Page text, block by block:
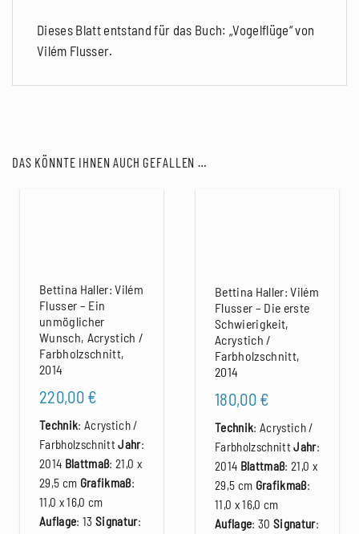
Dieses Blatt entstand für das Buch: „Vogelflüge“ von
Vilém Flusser.
DAS KÖNNTE IHNEN AUCH GEFALLEN …
Bettina Haller: Vilém
Flusser – Ein
unmöglicher
Wunsch, Acrystich /
Farbholzschnitt,
2014
220,00 €
Technik: Acrystich /
FarbholzschnittJahr:
2014 Blattmaß: 21,0 x
29,5 cm Grafikmaß:
11,0 x 16,0 cm
Auflage: 13 Signatur:
Bettina Haller: Vilém
Flusser – Die erste
Schwierigkeit,
Acrystich /
Farbholzschnitt,
2014
180,00 €
Technik: Acrystich /
FarbholzschnittJahr:
2014 Blattmaß: 21,0 x
29,5 cm Grafikmaß:
11,0 x 16,0 cm
Auflage: 30 Signatur: